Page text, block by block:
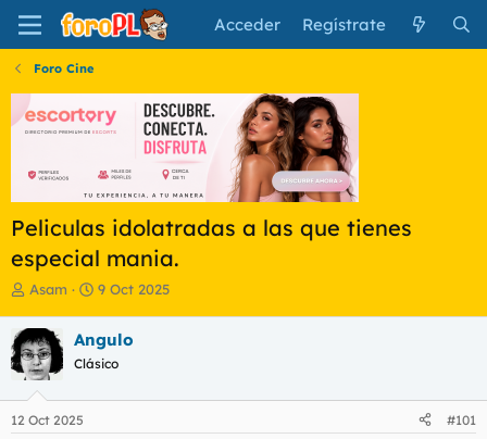
Acceder Regístrate
Foro Cine
Peliculas idolatradas a las que tienes
especial mania.
I
i
c
i
a
d
o
Asam
F
h
a
e
9 Oct 2025
Angulo
Clásico
12 Oct 2025 #101